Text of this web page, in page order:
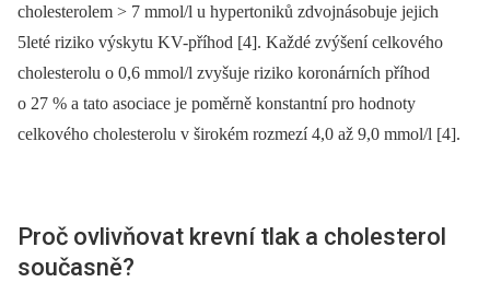
cholesterolem > 7 mmol/l u hypertoniků zdvojnásobuje jejich
5leté riziko výskytu KV-příhod [4]. Každé zvýšení celkového
cholesterolu o 0,6 mmol/l zvyšuje riziko koronárních příhod
o 27 % a tato asociace je poměrně konstantní pro hodnoty
celkového cholesterolu v širokém rozmezí 4,0 až 9,0 mmol/l [4].
Proč ovlivňovat krevní tlak a cholesterol
současně?